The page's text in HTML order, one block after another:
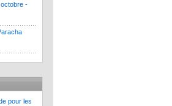
-
pour les